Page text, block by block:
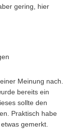
gering, hier
Meinung nach.
bereits ein
sollte den
Praktisch habe
gemerkt.